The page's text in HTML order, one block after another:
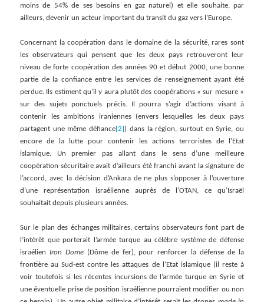
moins de 54% de ses besoins en gaz naturel) et elle souhaite, par
ailleurs, devenir un acteur important du transit du gaz vers l’Europe.
Concernant la coopération dans le domaine de la sécurité, rares sont
les observateurs qui pensent que les deux pays retrouveront leur
niveau de forte coopération des années 90 et début 2000, une bonne
partie de la confiance entre les services de renseignement ayant été
perdue. Ils estiment qu’il y aura plutôt des coopérations « sur mesure »
sur des sujets ponctuels précis. Il pourra s’agir d’actions visant à
contenir les ambitions iraniennes (envers lesquelles les deux pays
partagent une même défiance [2] ) dans la région, surtout en Syrie, ou
encore de la lutte pour contenir les actions terroristes de l’Etat
islamique. Un premier pas allant dans le sens d’une meilleure
coopération sécuritaire avait d’ailleurs été franchi avant la signature de
l’accord, avec la décision d’Ankara de ne plus s’opposer à l’ouverture
d’une représentation israélienne auprès de l’OTAN, ce qu’Israël
souhaitait depuis plusieurs années.
Sur le plan des échanges militaires, certains observateurs font part de
l’intérêt que porterait l’armée turque au célèbre système de défense
israélien Iron Dome(Dôme de fer), pour renforcer la défense de la
frontière au Sud-est contre les attaques de l’Etat islamique (il reste à
voir toutefois si les récentes incursions de l’armée turque en Syrie et
une éventuelle prise de position israélienne pourraient modifier ou non